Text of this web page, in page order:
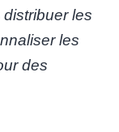
les
les
des